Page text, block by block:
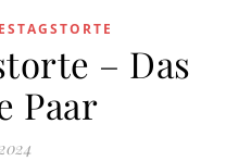
– Das
Paar